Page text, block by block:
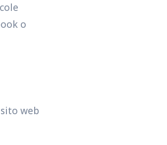
o
web